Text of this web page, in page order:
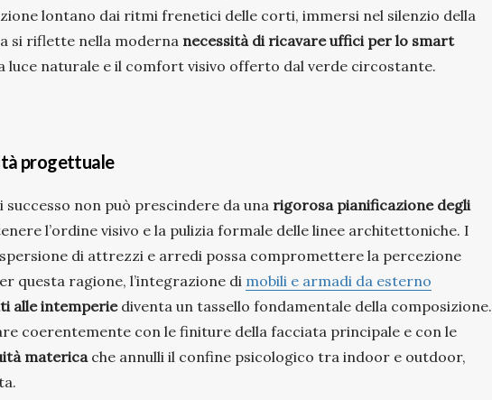
lontano dai ritmi frenetici delle corti, immersi nel silenzio della
si riflette nella moderna necessità di ricavare uffici per lo smart
luce naturale e il comfort visivo offerto dal verde circostante.
progettuale
non può prescindere da una rigorosa pianificazione degli
l’ordine visivo e la pulizia formale delle linee architettoniche. I
di attrezzi e arredi possa compromettere la percezione
questa ragione, l’integrazione di mobili e armadi da esterno
alle intemperiediventa un tassello fondamentale della composizione.
coerentemente con le finiture della facciata principale e con le
materica che annulli il confine psicologico tra indoor e outdoor,